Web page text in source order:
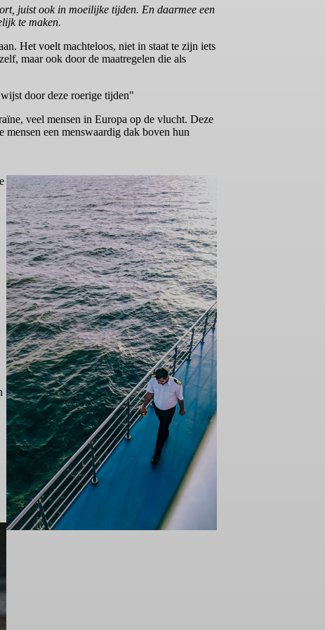
juist ook in moeilijke tijden. En daarmee een
te maken.
Het voelt machteloos, niet in staat te zijn iets
maar ook door de maatregelen die als
door deze roerige tijden"
veel mensen in Europa op de vlucht. Deze
een menswaardig dak boven hun